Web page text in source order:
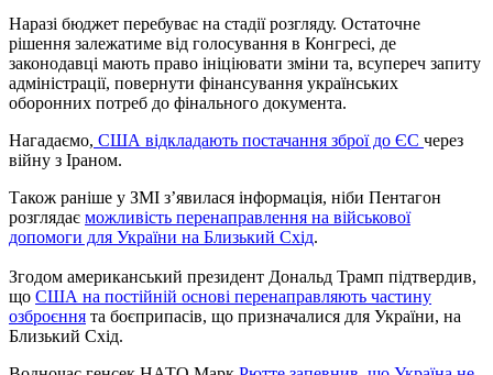
Наразі бюджет перебуває на стадії розгляду. Остаточне
рішення залежатиме від голосування в Конгресі, де
законодавці мають право ініціювати зміни та, всупереч запиту
адміністрації, повернути фінансування українських
оборонних потреб до фінального документа.
Нагадаємо, США відкладають постачання зброї до ЄС через
війну з Іраном.
Також раніше у ЗМІ з’явилася інформація, ніби Пентагон
розглядає можливість перенаправлення на військової
допомоги для України на Близький Схід.
Згодом американський президент Дональд Трамп підтвердив,
що США на постійній основі перенаправляють частину
озброєння та боєприпасів, що призначалися для України, на
Близький Схід.